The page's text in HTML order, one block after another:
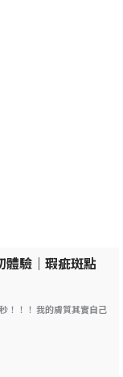
體驗｜瑕疵斑點
！！！ 我的膚質其實自己